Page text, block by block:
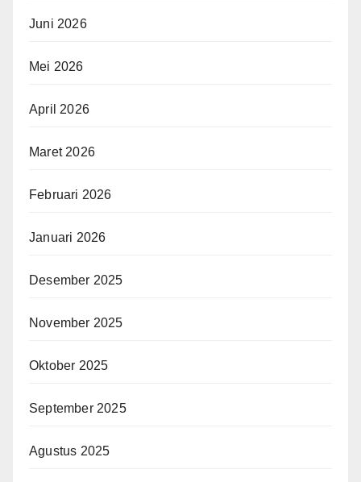
Juni 2026
Mei 2026
April 2026
Maret 2026
Februari 2026
Januari 2026
Desember 2025
November 2025
Oktober 2025
September 2025
Agustus 2025